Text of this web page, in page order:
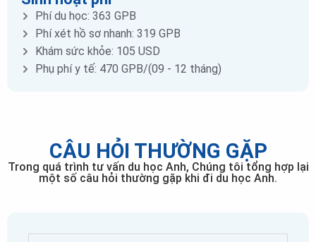
Phí du học: 363 GPB
Phí xét hồ sơ nhanh: 319 GPB
Khám sức khỏe: 105 USD
Phụ phí y tế: 470 GPB/(09 - 12 tháng)
CÂU HỎI THƯỜNG GẶP
Trong quá trình tư vấn du học Anh, Chúng tôi tổng hợp lại
một số câu hỏi thường gặp khi đi du học Anh.